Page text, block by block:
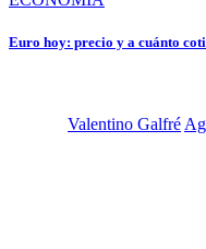
Euro hoy: precio y a cuánto
Valentino Galfré